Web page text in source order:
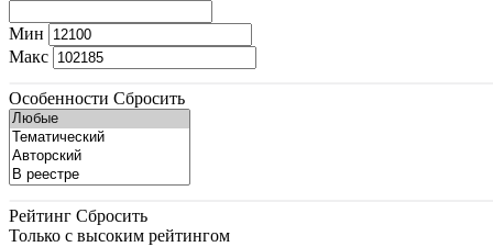
Мин
Макс
Особенности Сбросить
Рейтинг Сбросить
Только с высоким рейтингом